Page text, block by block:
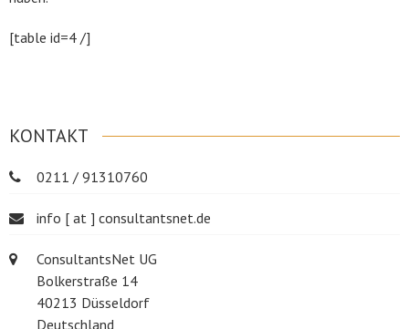
[table id=4 /]
KONTAKT
0211 / 91310760
info [ at ] consultantsnet.de
ConsultantsNet UG
Bolkerstraße 14
40213 Düsseldorf
Deutschland